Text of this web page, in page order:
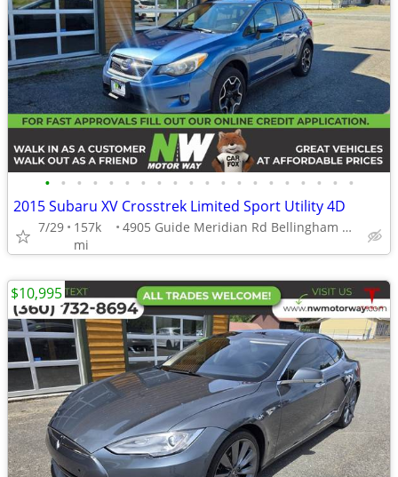
• • • • • • • • • • • • • • • • • • • •
2015 Subaru XV Crosstrek Limited Sport Utility 4D
7/29
157k
mi
4905 Guide Meridian Rd Bellingham WA 98226
$10,995